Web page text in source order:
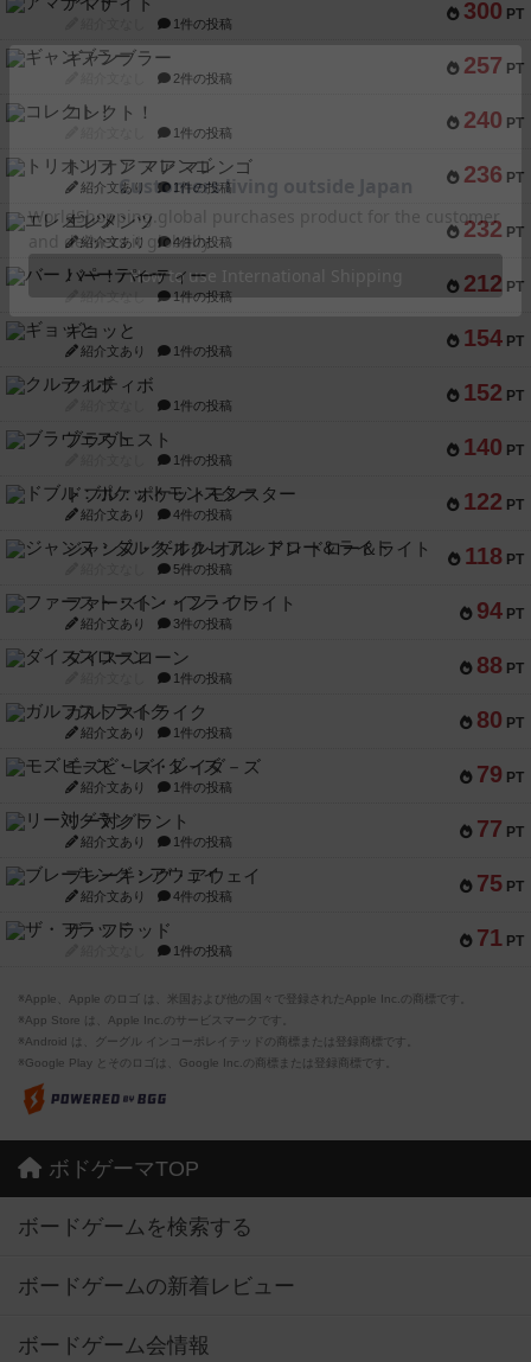
300 PT
1件の投稿
257 PT
ギャンブラー
2件の投稿
240 PT
コレクト！
1件の投稿
236 PT
トリオンフ ア マレンゴ
紹介文あり 1件の投稿
232 PT
エレメンツ
紹介文あり 4件の投稿
212 PT
バー！パーティー
紹介文なし 1件の投稿
154 PT
ギョッと
紹介文あり 1件の投稿
152 PT
クルティボ
1件の投稿
140 PT
ブラヴェスト
1件の投稿
122 PT
ドブル：ポケットモンスター
紹介文あり 4件の投稿
118 PT
ジャンヌ・ダルク-オルレアン ドロー＆ライト
5件の投稿
94 PT
ファースト・イン・フライト
紹介文あり 3件の投稿
88 PT
ダイススローン
1件の投稿
80 PT
ガルフストライク
紹介文あり 1件の投稿
79 PT
モズビ－ズ・レイダ－ズ
紹介文あり 1件の投稿
77 PT
リー対グラント
紹介文あり 1件の投稿
75 PT
ブレーキング・アウェイ
紹介文あり 4件の投稿
71 PT
ザ・フラッド
1件の投稿
※Apple、Apple のロゴ は、米国および他の国々で登録されたApple Inc.の商標です。
※App Store は、Apple Inc.のサービスマークです。
※Android は、グーグル インコーポレイテッドの商標または登録商標です。
※Google Play とそのロゴは、Google Inc.の商標または登録商標です。
ボドゲーマTOP
ボードゲームを検索する
ボードゲームの新着レビュー
ボードゲーム会情報